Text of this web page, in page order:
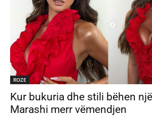
ROZE
Kur bukuria dhe stili bëhen
Marashi merr vëmendjen